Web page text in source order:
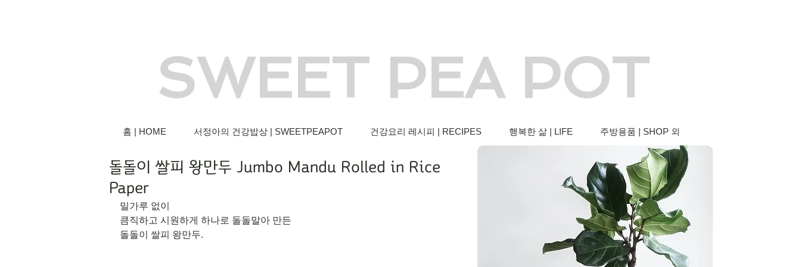
SWEET PEA POT
홈 | HOME 서정아의 건강밥상 | SWEETPEAPOT 건강요리 레시피 | RECIPES 행복한 삶 | LIFE 주방용품 | SHOP 외
돌돌이 쌀피 왕만두 Jumbo Mandu Rolled in Rice
Paper
밀가루 없이
큼직하고 시원하게 하나로 돌돌말아 만든
돌돌이 쌀피 왕만두.